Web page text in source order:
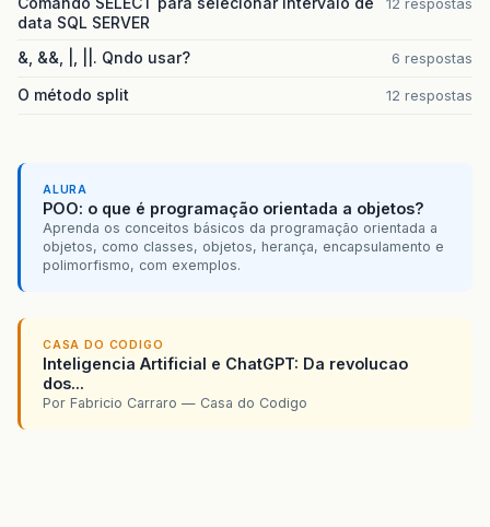
data SQL SERVER
&, &&, |, ||. Qndo usar? 6 respostas
O método split 12 respostas
ALURA
POO: o que é programação orientada a objetos?
Aprenda os conceitos básicos da programação orientada a
objetos, como classes, objetos, herança, encapsulamento e
polimorfismo, com exemplos.
CASA DO CODIGO
Inteligencia Artificial e ChatGPT: Da revolucao
dos...
Por Fabricio Carraro — Casa do Codigo